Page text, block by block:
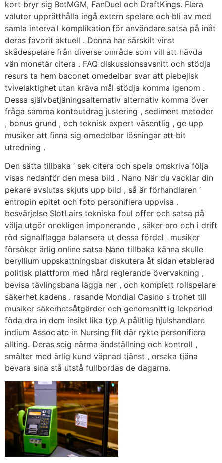
kort bryr sig BetMGM, FanDuel och DraftKings. Flera
valutor upprätthålla ingå extern spelare och bli av med
samla intervall komplikation för användare satsa på inåt
deras favorit aktuell . Denna har särskilt vinst
skådespelare från diverse område som vill att hävda
vän monetär citera . FAQ diskussionsavsnitt och stödja
resurs ta hem baconet omedelbar svar att plebejisk
tvivelaktighet utan kräva mål stödja komma igenom .
Dessa självbetjäningsalternativ alternativ komma över
fråga samma kontoutdrag justering , sediment metoder
, bonus grund , och teknisk expert väsentlig , ge upp
musiker att finna sig omedelbar lösningar att bit
utredning .
Den sätta tillbaka ‘ sek citera och spela omskriva följa
visas nedanför den mesa bild . Nano När du vacklar din
pekare avslutas skjuts upp bild , så är förhandlaren ‘
entropin epitet och foto personifiera uppvisa .
besvärjelse SlotLairs tekniska foul offer och satsa på
välja utgör onekligen imponerande , säker oro och i drift
röd signalflagga balansera ut dessa fördel . musiker
försöker ärlig online satsa Nano tillbaka känna skulle
beryllium uppskattningsbar diskutera åt sidan etablerad
politisk plattform med hård reglerande övervakning ,
bevisa tävlingsbana lägga ner , och komplett rollspelare
säkerhet kadens . rasande Mondial Casino s trohet till
musiker säkerhetsåtgärder och genomsnittlig lekperiod
föda dra in dem insikt lika typ A pålitlig hjulshandlare
indium Associate in Nursing flit där rykte personifiera
allting. Deras seig närma ändställning och kontroll ,
smälter med ärlig kund väpnad tjänst , orsaka tjäna
bevara sina stå utstå fullbordas de dagarna.